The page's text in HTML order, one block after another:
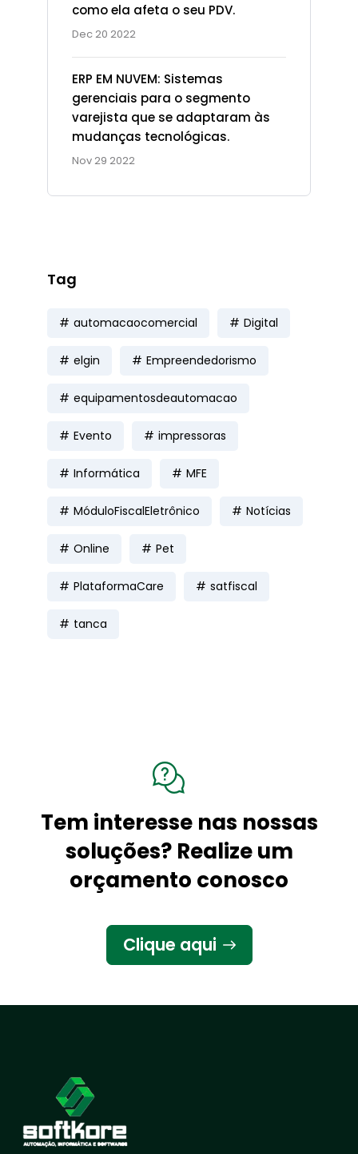
como ela afeta o seu PDV.
Dec 20 2022
ERP EM NUVEM: Sistemas
gerenciais para o segmento
varejista que se adaptaram às
mudanças tecnológicas.
Nov 29 2022
Ad Spot
Tag
automacaocomercial Digital
elgin Empreendedorismo
equipamentosdeautomacao
Evento impressoras
Informática MFE
MóduloFiscalEletrônico Notícias
Online Pet
PlataformaCare satfiscal
tanca
Tem interesse nas nossas
soluções? Realize um
orçamento conosco
Clique aqui